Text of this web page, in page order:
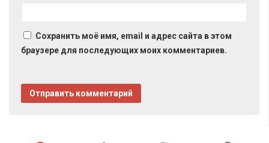
Сохранить моё имя, email и адрес сайта в этом
браузере для последующих моих комментариев.